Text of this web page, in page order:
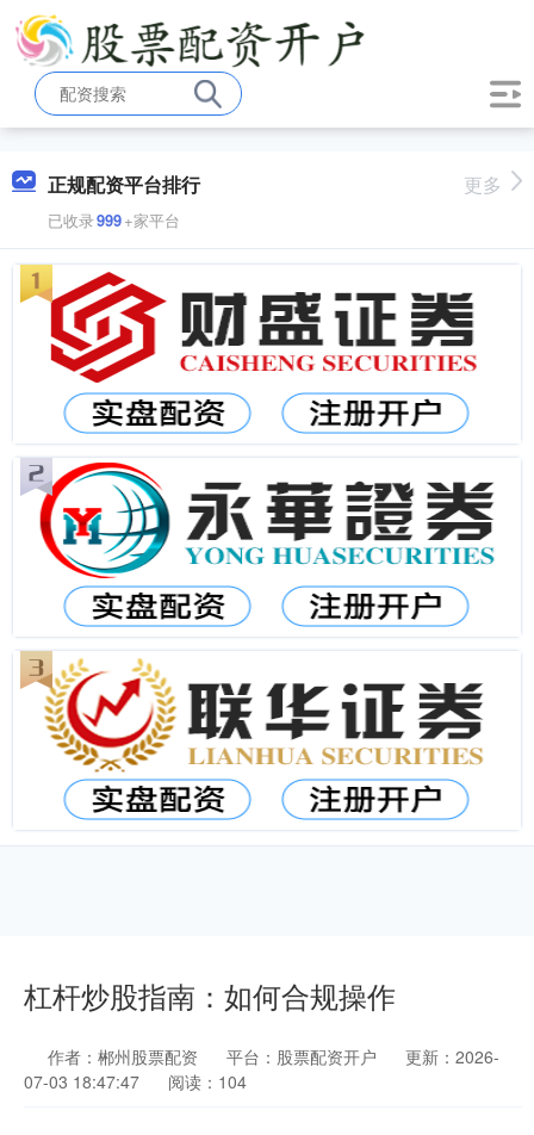
正规配资平台排行
已收录999+家平台
更多
杠杆炒股指南：如何合规操作
作者：郴州股票配资 平台：股票配资开户
更新：2026-
07-03 18:47:47
阅读：104